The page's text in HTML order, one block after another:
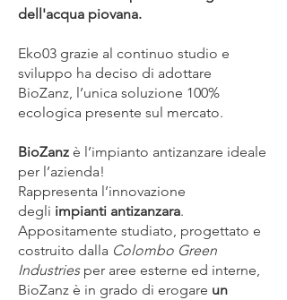
dell'acqua piovana.
Eko03 grazie al continuo studio e
sviluppo ha deciso di adottare
BioZanz, l’unica soluzione 100%
ecologica presente sul mercato.
BioZanz è l’impianto antizanzare ideale
per l’azienda!
Rappresenta l’innovazione
degli impianti antizanzara.
Appositamente studiato, progettato e
costruito dalla Colombo Green
Industriesper aree esterne ed interne,
BioZanz è in grado di erogare un